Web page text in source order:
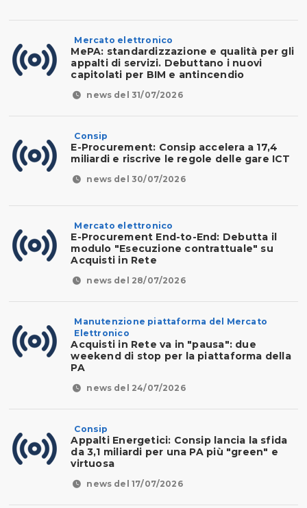
Mercato elettronico
MePA: standardizzazione e qualità per gli
appalti di servizi. Debuttano i nuovi
capitolati per BIM e antincendio
news del 31/07/2026
Consip
E-Procurement: Consip accelera a 17,4
miliardi e riscrive le regole delle gare ICT
news del 30/07/2026
Mercato elettronico
E-Procurement End-to-End: Debutta il
modulo "Esecuzione contrattuale" su
Acquisti in Rete
news del 28/07/2026
Manutenzione piattaforma del Mercato
Elettronico
Acquisti in Rete va in "pausa": due
weekend di stop per la piattaforma della
PA
news del 24/07/2026
Consip
Appalti Energetici: Consip lancia la sfida
da 3,1 miliardi per una PA più "green" e
virtuosa
news del 17/07/2026